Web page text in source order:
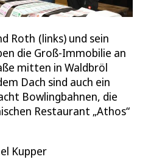
Roth (links) und sein
die Groß-Immobilie an
mitten in Waldbröl
Dach sind auch ein
Bowlingbahnen, die
Restaurant „Athos“
Kupper